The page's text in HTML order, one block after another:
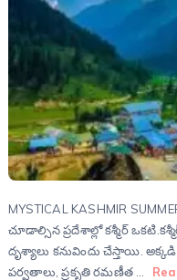
MYSTICAL KASHMIR
చూడాల్సిన ప్రదేశాల్లో కశ్మీర్‌
దృశ్యాలు కనువిందు చేస్తాయి.
పర్వతాలు, ప్రకృతి రమణీత …